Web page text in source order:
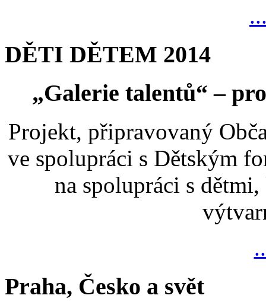
DĚTI DĚTEM 2014
„Galerie talentů“ –
Projekt, připravovaný
ve spolupráci s Dětským
na spolupráci s
Praha, Česko a svět